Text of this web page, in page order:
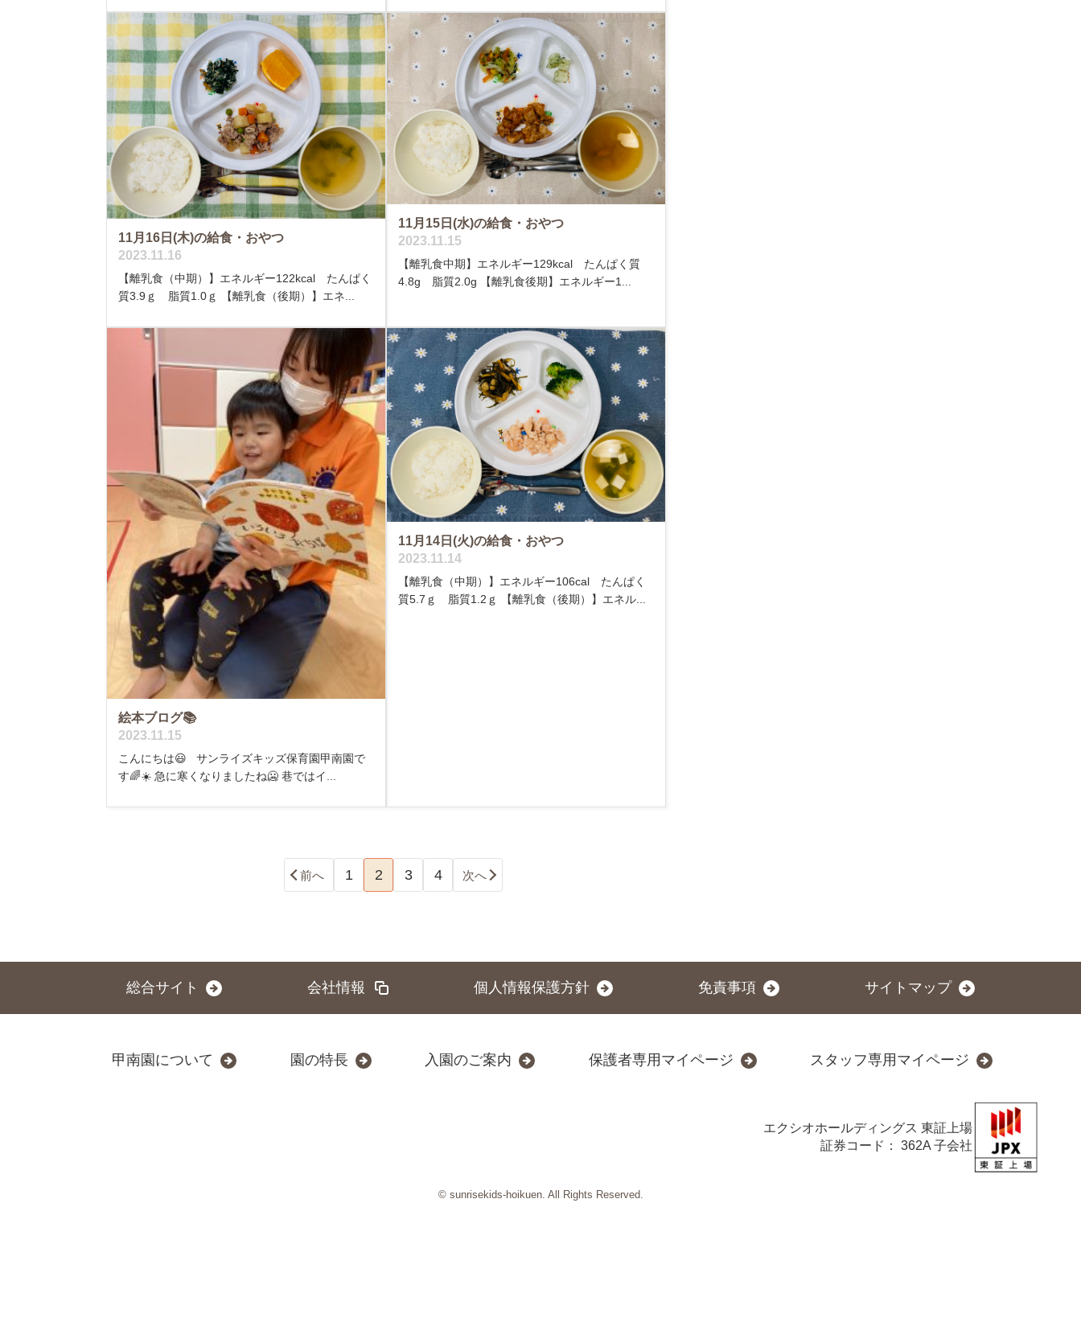
11月16日(木)の給食・おやつ
2023.11.16
【離乳食（中期）】エネルギー122kcal たんぱく
質3.9ｇ 脂質1.0ｇ 【離乳食（後期）】エネ...
11月15日(水)の給食・おやつ
2023.11.15
【離乳食中期】エネルギー129kcal たんぱく質
4.8g 脂質2.0g 【離乳食後期】エネルギー1...
絵本ブログ📚
2023.11.15
こんにちは😃 サンライズキッズ保育園甲南園で
す🌈☀️ 急に寒くなりましたね🥶 巷ではイ...
11月14日(火)の給食・おやつ
2023.11.14
【離乳食（中期）】エネルギー106cal たんぱく
質5.7ｇ 脂質1.2ｇ 【離乳食（後期）】エネル...
前へ 1 2 3 4 次へ
総合サイト 会社情報 個人情報保護方針 免責事項 サイトマップ
甲南園について 園の特長 入園のご案内 保護者専用マイページ スタッフ専用マイページ
エクシオホールディングス 東証上場
証券コード： 362A 子会社
© sunrisekids-hoikuen. All Rights Reserved.